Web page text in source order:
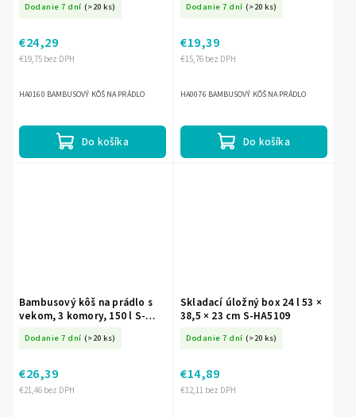
Dodanie 7 dní (>20 ks)
€19,75 bez DPH
€24,29
Do košíka
HA0160 BAMBUSOVÝ KÔŠ NA PRÁDLO
Dodanie 7 dní (>20 ks)
€15,76 bez DPH
€19,39
Do košíka
HA0076 BAMBUSOVÝ KÔŠ NA PRÁDLO
Bambusový kôš na prádlo s
vekom, 3 komory, 150 l S-
Dodanie 7 dní (>20 ks)
€21,46 bez DPH
€26,39
Skladací úložný box 24 l 53 ×
38,5 × 23 cm S-HA5109
Dodanie 7 dní (>20 ks)
€12,11 bez DPH
€14,89